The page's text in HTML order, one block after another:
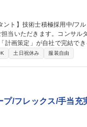
計画策定」が自社で完結で
土日祝休み 服装自由
プ/フレックス/手当充